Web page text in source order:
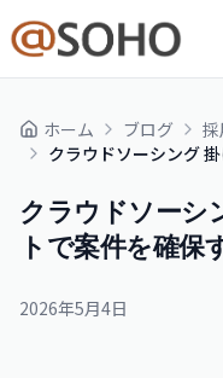
ホーム ブログ
クラウドソーシ
トで案件を確保
2026年5月4日